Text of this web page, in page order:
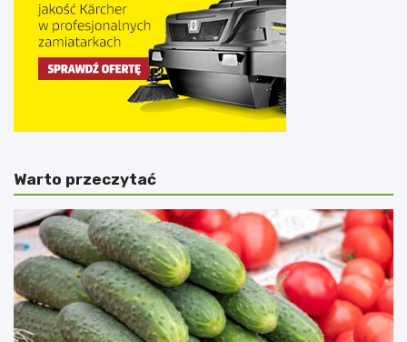
Warto przeczytać